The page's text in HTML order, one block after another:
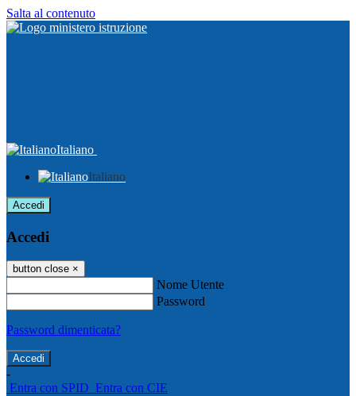
Salta al contenuto
Italiano
Italiano
Accedi
Accedi
button close ×
Nome Utente
Password
Password dimenticata?
-
Entra con SPID Entra con CIE